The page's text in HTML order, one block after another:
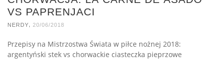
VS PAPRENJACI
NERDY 20/06/2018
Przepisy na Mistrzostwa Świata w piłce nożnej 2018:
argentyński stek vs chorwackie ciasteczka pieprzowe